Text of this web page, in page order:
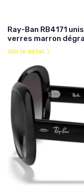
Ray-Ban RB4171
verres marron
Voir le détail